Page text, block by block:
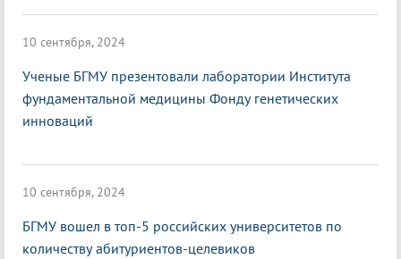
10 сентября, 2024
Ученые БГМУ презентовали лаборатории Института
фундаментальной медицины Фонду генетических
инноваций
10 сентября, 2024
БГМУ вошел в топ-5 российских университетов по
количеству абитуриентов-целевиков